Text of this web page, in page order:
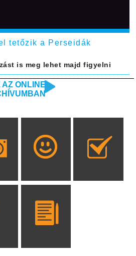
tetőzik a Perseidák
is meg lehet majd figyelni
ONLINE